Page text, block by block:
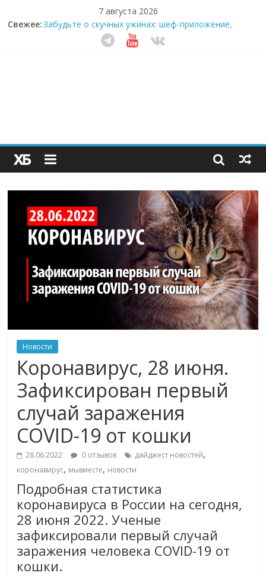
7 августа 2026
Свежее:Забудьте о скучных ужинах: шеф-приложение,
которое видит вашу еду насквозь
Небо зовёт: как бизнес на полётах дронов и
Секрет супергидратации: почему кокосовая вода с
пребиотиками становится главным трендом
здорового питания
Новости
Коронавирус, 28 июня.
Зафиксирован первый
случай заражения
COVID-19 от кошки
28.06.2022 0 отзывов дайджест новостей,
коронавирус, мывместе, новости
Подробная статистика
коронавируса в России на сегодня,
28 июня 2022. Ученые
зафиксировали первый случай
заражения человека COVID-19 от
кошки.